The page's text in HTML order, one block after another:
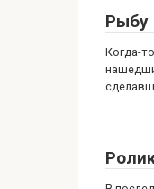
Рыбу
Когда-